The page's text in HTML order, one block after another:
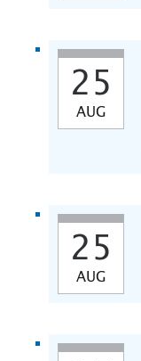
25
AUG
25
AUG